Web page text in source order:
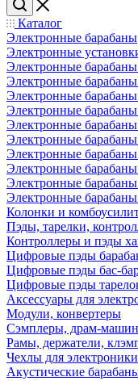
Каталог
Электронные барабаны
Электронные
Электронные
Электронные
Электронные
Электронные
Электронные
Электронные
Электронные
Электронные
Электронные
Электронные
Колонки и
Пэды, тарелки,
Контроллеры и пэды
Цифровые пэды
Цифровые пэды бас-
Цифровые пэды
Аксессуары для
Модули, конвертеры
Сэмплеры, драм-
Рамы, держатели,
Чехлы для электроники
Акустические